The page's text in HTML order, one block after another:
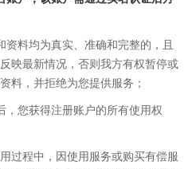
料均为真实、准确和完整的，且
映最新情况，否则我方有权暂停或
料，并拒绝为您提供服务；
您获得注册账户的所有使用权
过程中，因使用服务或购买有偿服